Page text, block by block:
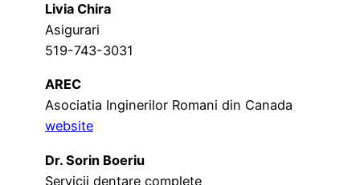
Livia Chira
Asigurari
519-743-3031
AREC
Asociatia Inginerilor Romani din Canada
website
Dr. Sorin Boeriu
Servicii dentare complete